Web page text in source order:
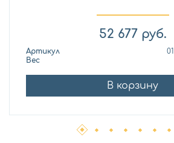
52 677 руб.
Артикул
Вес
В корзину